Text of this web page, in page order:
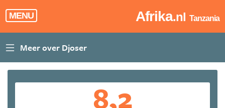
MENU Afrika.nl Tanzania
8,2